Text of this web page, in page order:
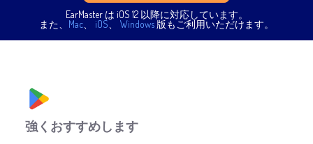
EarMaster は iOS 12 以降に対応しています。
また、 Mac iOS Windows 版もご利用いただけます。
強くおすすめします